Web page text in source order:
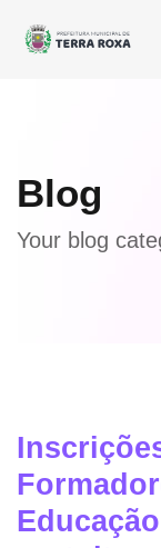
Blog
Your blog